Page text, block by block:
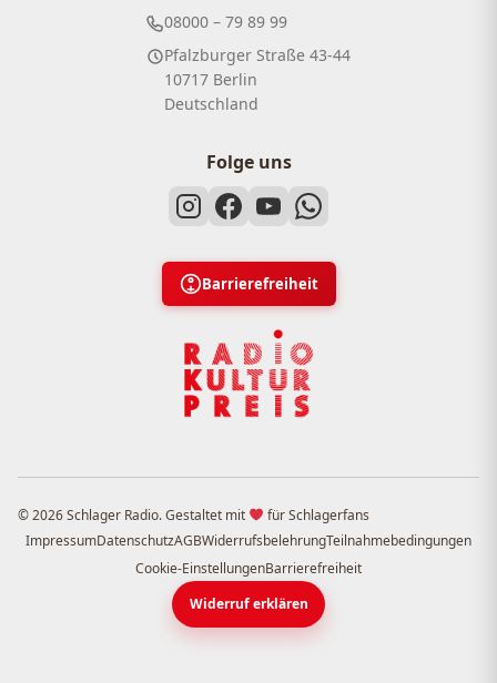
08000 – 79 89 99
Pfalzburger Straße 43-44
10717 Berlin
Deutschland
Folge uns
Barrierefreiheit
© 2026 Schlager Radio. Gestaltet mit
für Schlagerfans
ImpressumDatenschutzAGBWiderrufsbelehrungTeilnahmebedingungen
Cookie-EinstellungenBarrierefreiheit
Widerruf erklären